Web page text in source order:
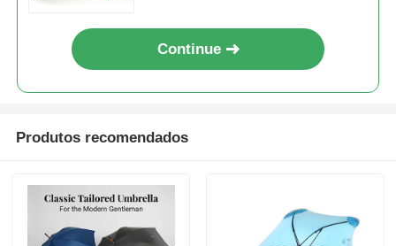
Continue
Produtos recomendados